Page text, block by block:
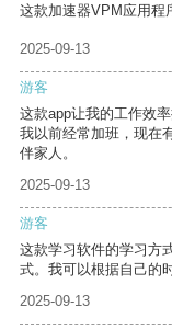
这款加速器VPM应用程
2025-09-13
游客
这款app让我的工作效
我以前经常加班，现在
伴家人。
2025-09-13
游客
这款学习软件的学习方
式。我可以根据自己的
2025-09-13